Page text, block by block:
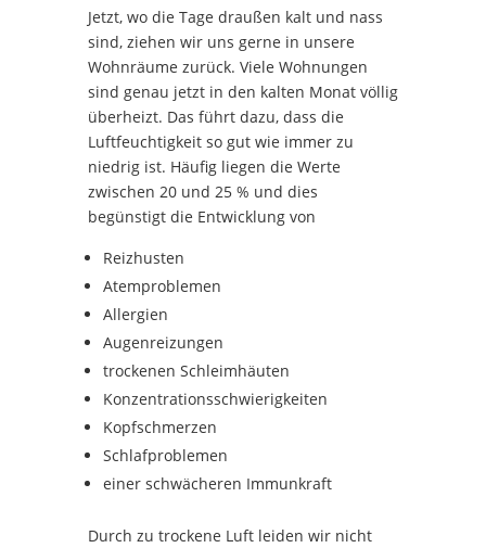
Jetzt, wo die Tage draußen kalt und nass
sind, ziehen wir uns gerne in unsere
Wohnräume zurück. Viele Wohnungen
sind genau jetzt in den kalten Monat völlig
überheizt. Das führt dazu, dass die
Luftfeuchtigkeit so gut wie immer zu
niedrig ist. Häufig liegen die Werte
zwischen 20 und 25 % und dies
begünstigt die Entwicklung von
Reizhusten
Atemproblemen
Allergien
Augenreizungen
trockenen Schleimhäuten
Konzentrationsschwierigkeiten
Kopfschmerzen
Schlafproblemen
einer schwächeren Immunkraft
Durch zu trockene Luft leiden wir nicht